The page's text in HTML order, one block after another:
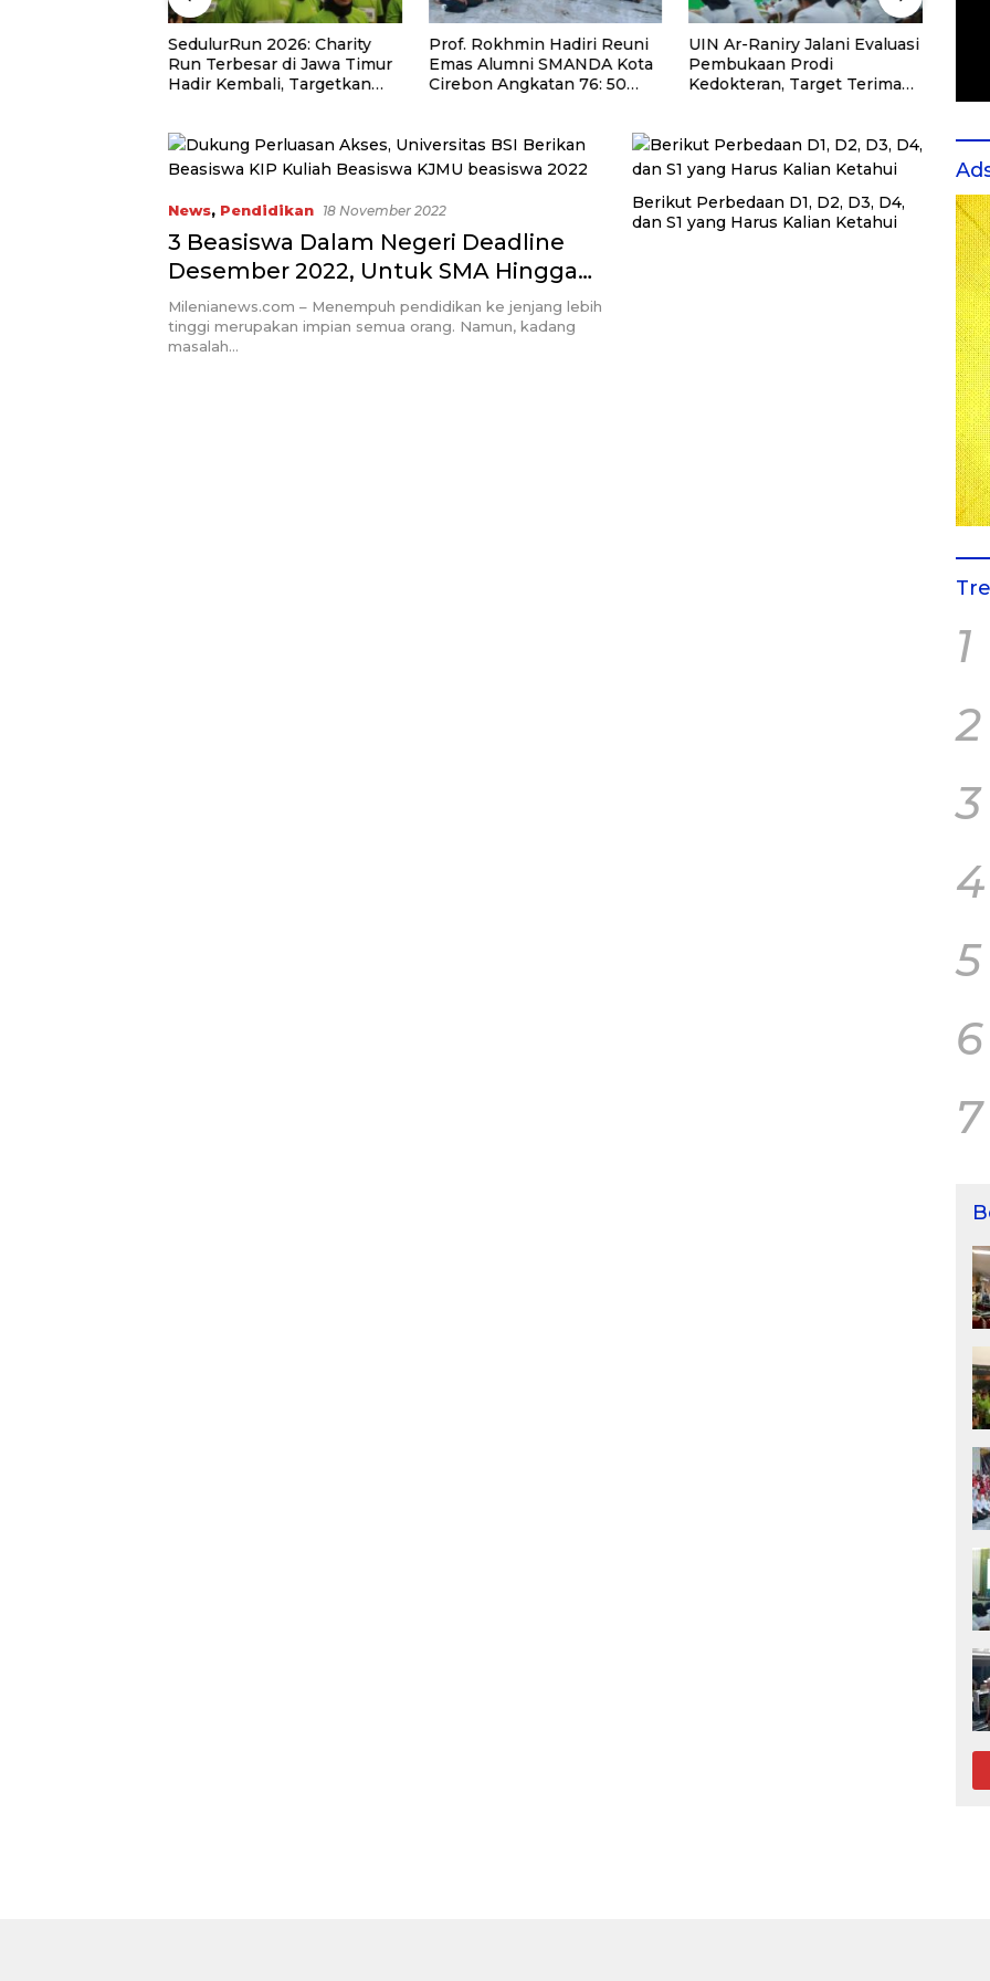
SedulurRun 2026: Charity
Run Terbesar di Jawa Timur
Hadir Kembali, Targetkan
dan Guru Honorer
Prof. Rokhmin Hadiri Reuni
Emas Alumni SMANDA Kota
Cirebon Angkatan 76: 50
UIN Ar-Raniry Jalani Evaluasi
Pembukaan Prodi
Kedokteran, Target Terima
News, Pendidikan 18 November 2022
3 Beasiswa Dalam Negeri Deadline
Desember 2022, Untuk SMA Hingga
S1
Milenianews.com – Menempuh pendidikan ke jenjang lebih
tinggi merupakan impian semua orang. Namun, kadang
masalah…
Berikut Perbedaan D1, D2, D3, D4,
dan S1 yang Harus Kalian Ketahui
1
2
3
4
5
6
7